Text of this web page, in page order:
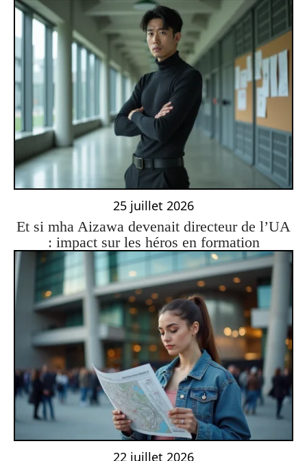
25 juillet 2026
Et si mha Aizawa devenait directeur de l’UA
: impact sur les héros en formation
22 juillet 2026